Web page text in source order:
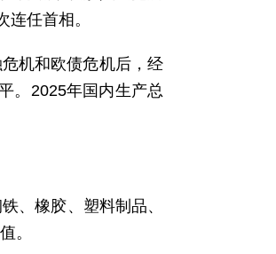
任首相。
机和欧债危机后，经
。2025年国内生产总
、橡胶、塑料制品、
。